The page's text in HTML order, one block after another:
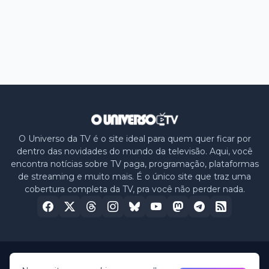
O Universo da TV é o site ideal para quem quer ficar por
dentro das novidades do mundo da televisão. Aqui, você
encontra notícias sobre TV paga, programação, plataformas
de streaming e muito mais. É o único site que traz uma
cobertura completa da TV, pra você não perder nada.